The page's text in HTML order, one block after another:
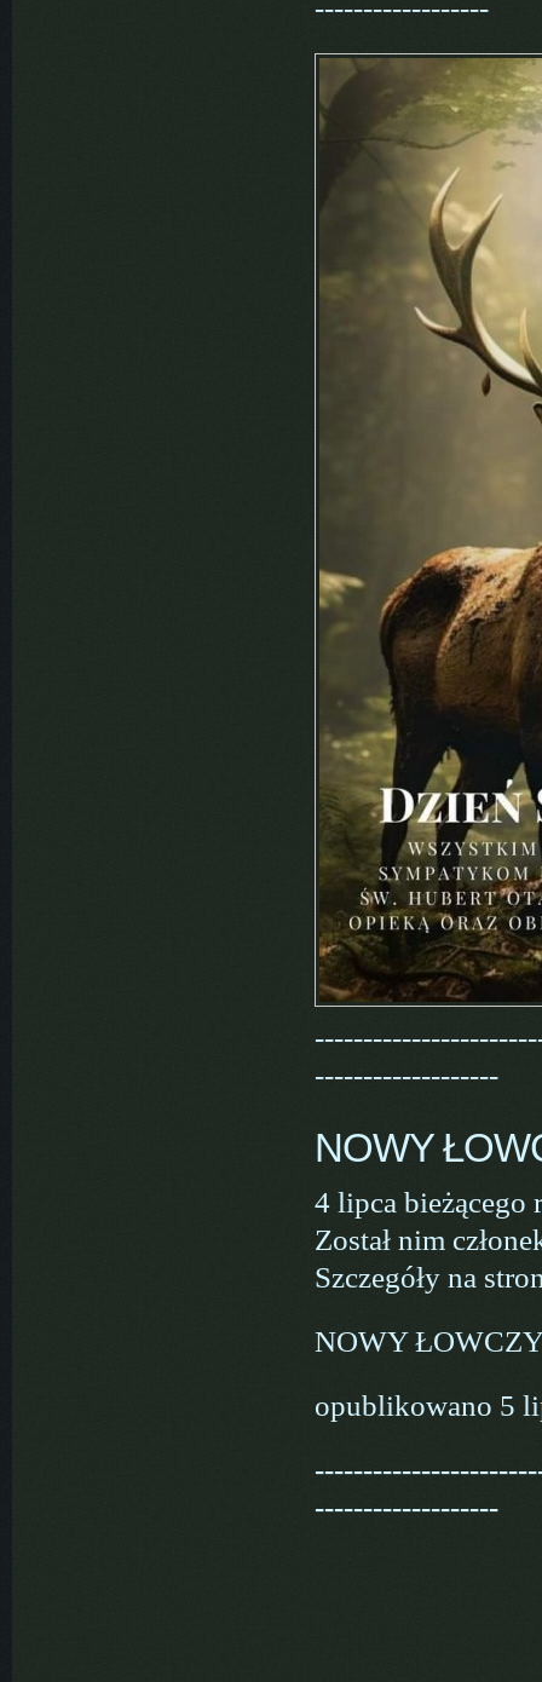
------------------
-------------------
NOWY
4 lipca bieżącego
Został nim
Szczegóły na
NOWY
opublikowano 5
-------------------